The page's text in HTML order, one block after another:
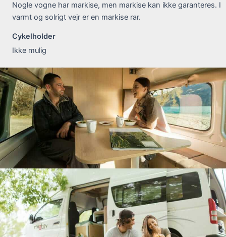
Nogle vogne har markise, men markise kan ikke garanteres. I
varmt og solrigt vejr er en markise rar.
Cykelholder
Ikke mulig